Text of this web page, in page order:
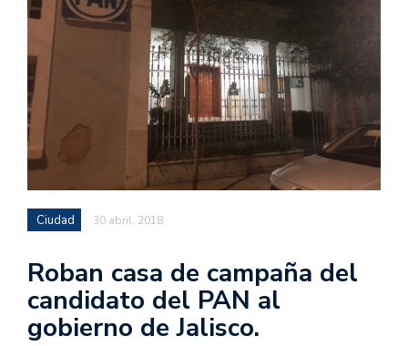
Ciudad 30 abril, 2018
Roban casa de campaña del
candidato del PAN al
gobierno de Jalisco.